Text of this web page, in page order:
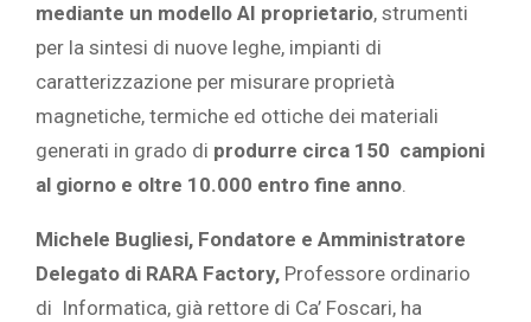
mediante un modello AI proprietario, strumenti
per la sintesi di nuove leghe, impianti di
caratterizzazione per misurare proprietà
magnetiche, termiche ed ottiche dei materiali
generati in grado di produrre circa 150 campioni
al giorno e oltre 10.000 entro fine anno.
Michele Bugliesi, Fondatore e Amministratore
Delegato di RARA Factory, Professore ordinario
di Informatica, già rettore di Ca’ Foscari, ha